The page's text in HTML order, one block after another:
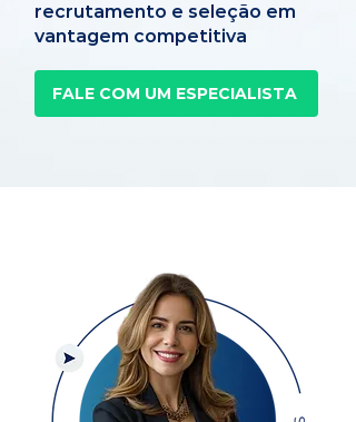
recrutamento e seleção em
vantagem competitiva
FALE COM UM ESPECIALISTA